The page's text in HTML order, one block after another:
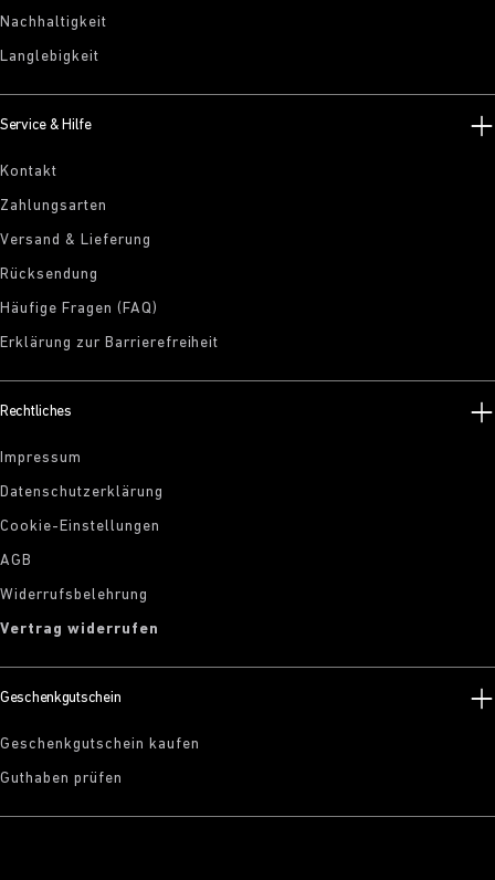
Nachhaltigkeit
Langlebigkeit
Service & Hilfe
Kontakt
Zahlungsarten
Versand & Lieferung
Rücksendung
Häufige Fragen (FAQ)
Erklärung zur Barrierefreiheit
Rechtliches
Impressum
Datenschutzerklärung
Cookie-Einstellungen
AGB
Widerrufsbelehrung
Vertrag widerrufen
Geschenkgutschein
Geschenkgutschein kaufen
Guthaben prüfen